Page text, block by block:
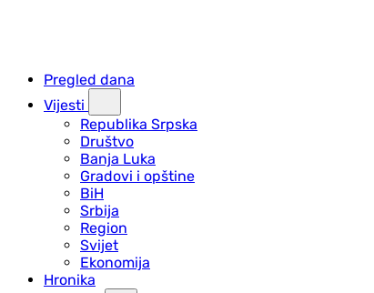
Pregled dana
Vijesti
Republika Srpska
Društvo
Banja Luka
Gradovi i opštine
BiH
Srbija
Region
Svijet
Ekonomija
Hronika